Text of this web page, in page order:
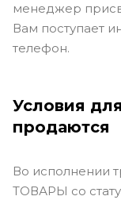
менеджер
Вам поступает
телефон.
Условия
продаются
Во исполнении
ТОВАРЫ со